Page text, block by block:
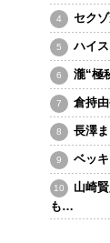
セク
ハイ
瀧“極
倉持
長澤
ベッ
山崎
も…